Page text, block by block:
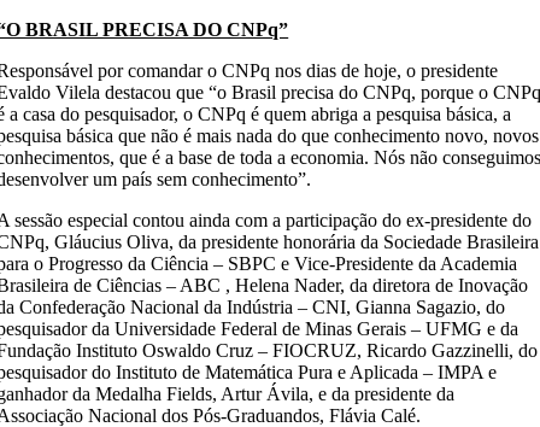
BRASIL PRECISA DO CNPq”
por comandar o CNPq nos dias de hoje, o presidente
Vilela destacou que “o Brasil precisa do CNPq, porque o
a casa do pesquisador, o CNPq é quem abriga a pesquisa básica, a
básica que não é mais nada do que conhecimento novo, novos
que é a base de toda a economia. Nós não
um país sem conhecimento”.
sessão especial contou ainda com a participação do ex-presidente do
Gláucius Oliva, da presidente honorária da Sociedade Brasileira
o Progresso da Ciência – SBPC e Vice-Presidente da Academia
de Ciências – ABC , Helena Nader, da diretora de Inovação
Confederação Nacional da Indústria – CNI, Gianna Sagazio, do
da Universidade Federal de Minas Gerais – UFMG e da
Instituto Oswaldo Cruz – FIOCRUZ, Ricardo Gazzinelli, do
do Instituto de Matemática Pura e Aplicada – IMPA e
da Medalha Fields, Artur Ávila, e da presidente da
Nacional dos Pós-Graduandos, Flávia Calé.